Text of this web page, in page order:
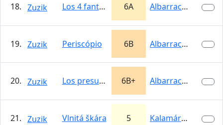
18. Zuzik Los 4 fantásticos 6A Albarracín
19. Zuzik Periscópio 6B Albarracín
20. Zuzik Los presuntos 6B+ Albarracín
21. Zuzik Vlnitá škára 5 Kalamárka